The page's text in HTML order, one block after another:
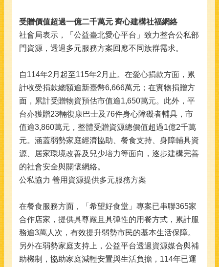
受贈價值超過一億二千萬元 齊心建構社福網絡
社會局表示，「公益臺北愛心平台」致力整合公私部
門資源，透過多元服務方案回應不同族群需求。
自114年2月起至115年2月止。在愛心捐款方面，累
計收受捐款總額逾新臺幣6,666萬元；在實物捐贈方
面，累計受贈物資預估市值逾1,650萬元。此外，平
台亦獲贈23輛復康巴士及76件身心障礙者輔具，市
值逾3,860萬元，整體受贈資源總價值超過1億2千萬
元。涵蓋弱勢家庭經濟協助、餐食支持、身障輔具資
源、居家環境改善及兒少培力等面向，逐步建構完善
的社會安全與關懷網絡。
公私協力 善用資源提供多元服務方案
在餐食服務方面，「希望好食堂」專案已串聯365家
合作店家，提供具尊嚴且具彈性的用餐方式，累計服
務逾3萬人次，有效提升弱勢市民的基本生活保障。
另外在弱勢家庭支持上，公益平台透過資源媒合與補
助機制，協助家庭減輕安置與生活負擔，114年已運